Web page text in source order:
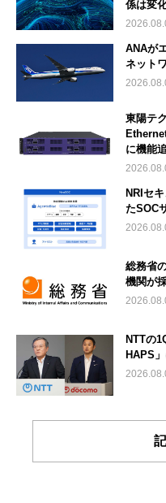
係は変
ANAが
ネット
東陽テ
に機能
NRIセ
たSOC
総務省
機関が
NTTの
HAPS